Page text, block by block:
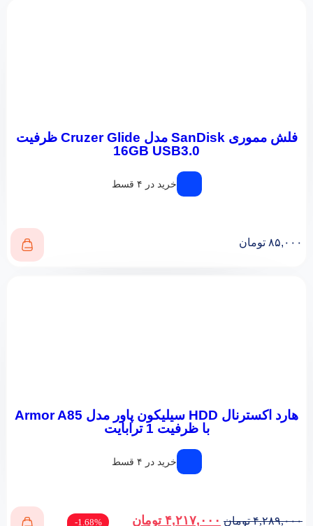
فلش مموری SanDisk مدل Cruzer Glide ظرفیت
16GB USB3.0
خرید در ۴ قسط
۸۵,۰۰۰ تومان
هارد اکسترنال HDD سیلیکون پاور مدل Armor A85
با ظرفیت 1 ترابایت
خرید در ۴ قسط
۴,۲۸۹,۰۰۰ تومان ۴,۲۱۷,۰۰۰ تومان 1.68%-